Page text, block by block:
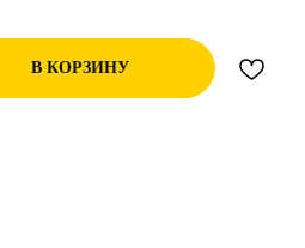
В КОРЗИНУ